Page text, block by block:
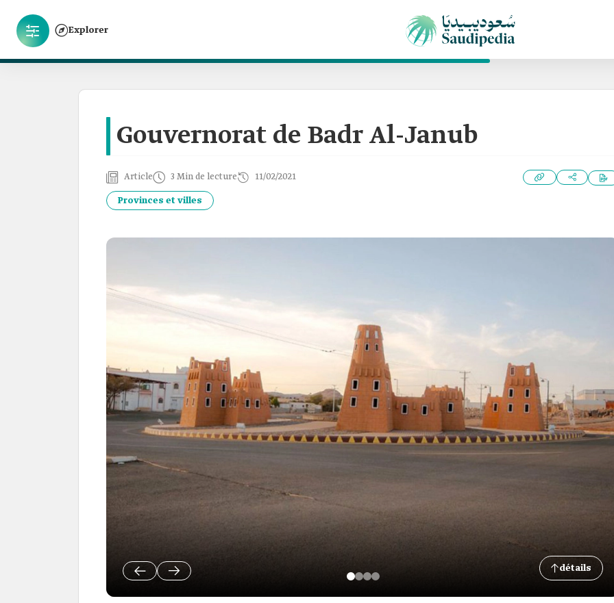
Explorer
Gouvernorat de Badr Al-Janub
Article 3 Min de lecture 11/02/2021
Provinces et villes
détails